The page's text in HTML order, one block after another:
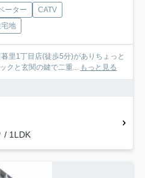
ーター
CATV
地
里1丁目店(徒歩5分)がありちょっと
クと玄関の鍵で二重... もっと見る
/ 1LDK